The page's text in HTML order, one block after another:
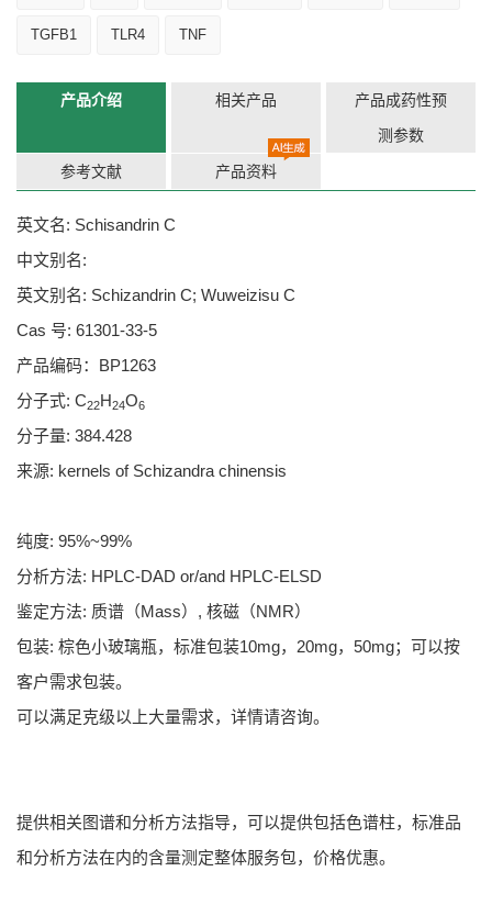
TGFB1 TLR4 TNF
产品介绍 相关产品
产品成药性预
测参数
参考文献 产品资料
英文名: Schisandrin C
中文别名:
英文别名: Schizandrin C; Wuweizisu C
Cas 号: 61301-33-5
产品编码：BP1263
分子式: C22H24O6
分子量: 384.428
来源: kernels of Schizandra chinensis
纯度: 95%~99%
分析方法: HPLC-DAD or/and HPLC-ELSD
鉴定方法: 质谱（Mass）, 核磁（NMR）
包装: 棕色小玻璃瓶，标准包装10mg，20mg，50mg；可以按
客户需求包装。
可以满足克级以上大量需求，详情请咨询。
提供相关图谱和分析方法指导，可以提供包括色谱柱，标准品
和分析方法在内的含量测定整体服务包，价格优惠。